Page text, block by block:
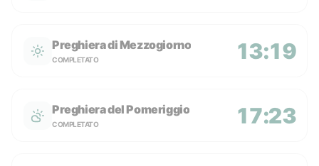
Preghiera di Mezzogiorno
COMPLETATO 13:19
Preghiera del Pomeriggio
COMPLETATO 17:23